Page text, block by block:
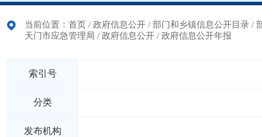
当前位置： 首页 / 政府信息公开 / 部门和乡镇信息公开目录 /
天门市应急管理局 / 政府信息公开 / 政府信息公开年报
索引号
分类
发布机构